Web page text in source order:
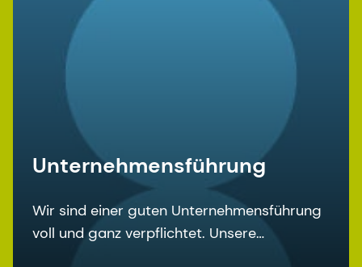
Unternehmensführung
Wir sind einer guten Unternehmensführung
voll und ganz verpflichtet. Unsere